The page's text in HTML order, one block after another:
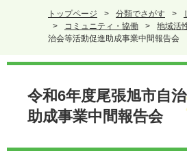
トップページ
> 分類でさがす >
>
コミュニティ・協働 > 地域活
治会等活動促進助成事業中間報告会
本
令和6年度尾張旭市自
助成事業中間報告会